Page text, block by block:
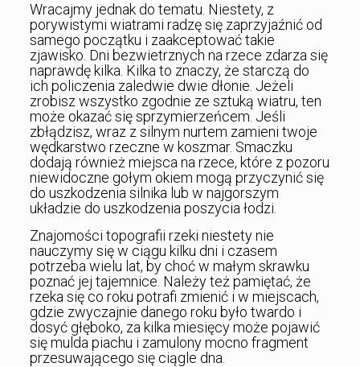
Wracajmy jednak do tematu. Niestety, z
porywistymi wiatrami radzę się zaprzyjaźnić od
samego początku i zaakceptować takie
zjawisko. Dni bezwietrznych na rzece zdarza się
naprawdę kilka. Kilka to znaczy, że starczą do
ich policzenia zaledwie dwie dłonie. Jeżeli
zrobisz wszystko zgodnie ze sztuką wiatru, ten
może okazać się sprzymierzeńcem. Jeśli
zbłądzisz, wraz z silnym nurtem zamieni twoje
wędkarstwo rzeczne w koszmar. Smaczku
dodają również miejsca na rzece, które z pozoru
niewidoczne gołym okiem mogą przyczynić się
do uszkodzenia silnika lub w najgorszym
układzie do uszkodzenia poszycia łodzi.
Znajomości topografii rzeki niestety nie
nauczymy się w ciągu kilku dni i czasem
potrzeba wielu lat, by choć w małym skrawku
poznać jej tajemnice. Należy też pamiętać, że
rzeka się co roku potrafi zmienić i w miejscach,
gdzie zwyczajnie danego roku było twardo i
dosyć głęboko, za kilka miesięcy może pojawić
się mulda piachu i zamulony mocno fragment
przesuwającego się ciągle dna.